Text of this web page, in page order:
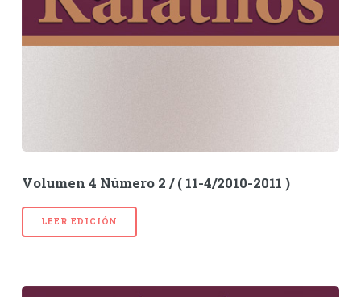
Volumen 4 Número 2 / ( 11-4/2010-2011 )
LEER EDICIÓN